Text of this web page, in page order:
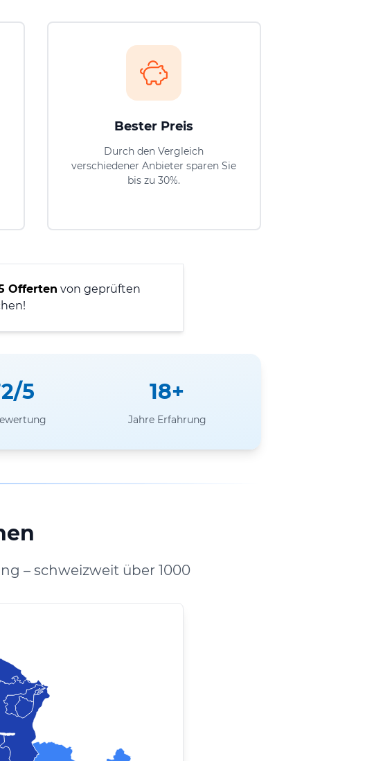
Bester Preis
Durch den Vergleich
verschiedener Anbieter sparen Sie
bis zu 30%.
Offerten von geprüften
5 18+
Jahre Erfahrung
– schweizweit über 1000